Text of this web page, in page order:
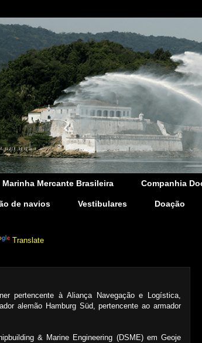
Marinha Mercante Brasileira Companhia
de navios Vestibulares Doação
Translate
pertencente à Aliança Navegação e Logística,
alemão Hamburg Süd, pertencente ao armador
& Marine Engineering (DSME) em Geoje